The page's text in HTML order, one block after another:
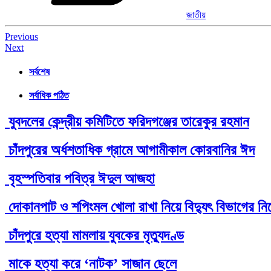
জাতীয়
Post
navigation
Previous
Next
সর্বশেষ
সর্বাধিক পঠিত
যুবদলের কেন্দ্রীয় কমিটিতে ফরিদগঞ্জের তারেকুর রহমান
চাঁদপুরের অর্ধশতাধিক গ্রামে আগামীকাল কোরবানির ঈদ
বৃহস্পতিবার পবিত্র ঈদুল আজহা
দোকানপাট ও শপিংমল খোলা রাখা নিয়ে বিদ্যুৎ বিভাগের
চাঁদপুরে হত্যা মামলায় যুবকের মৃত্যুদণ্ড
মাকে হত্যা করে ‘নাটক’ সাজান ছেলে